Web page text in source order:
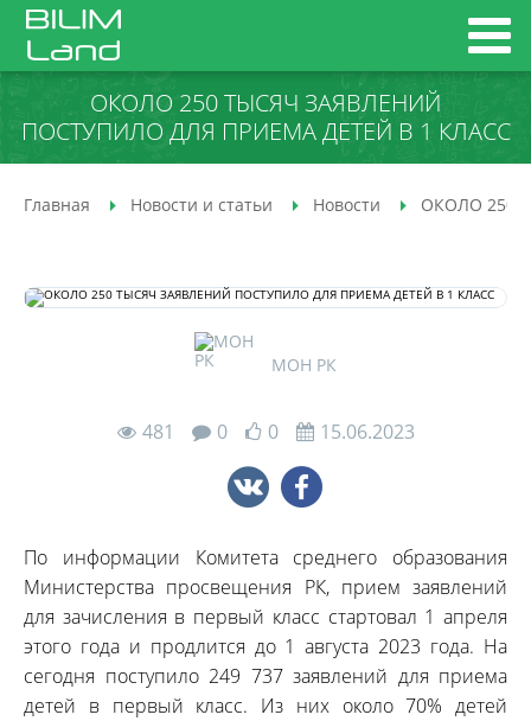
ОКОЛО 250 ТЫСЯЧ ЗАЯВЛЕНИЙ
ПОСТУПИЛО ДЛЯ ПРИЕМА ДЕТЕЙ В 1 КЛАСС
Главная Новости и статьи Новости ОКОЛО 250
МОН РК
481 0 0 15.06.2023
По информации Комитета среднего образования
Министерства просвещения РК, прием заявлений
для зачисления в первый класс стартовал 1 апреля
этого года и продлится до 1 августа 2023 года. На
сегодня поступило 249 737 заявлений для приема
детей в первый класс. Из них около 70% детей